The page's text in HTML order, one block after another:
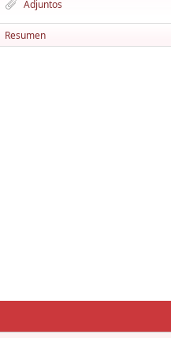
Adjuntos
Resumen